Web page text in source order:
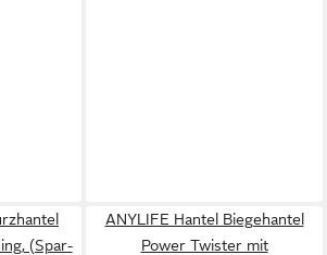
(Spar-
ANYLIFE Hantel Biegehantel
Power Twister mit